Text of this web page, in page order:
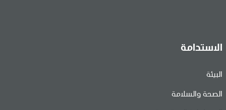
الاستدامة
البيئة
الصحة والسلامة